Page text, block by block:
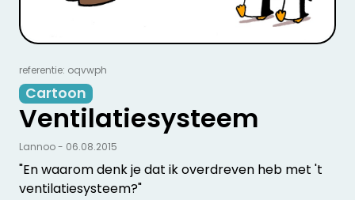
referentie: oqvwph
Cartoon
Ventilatiesysteem
"En waarom denk je dat ik overdreven heb met 't
ventilatiesysteem?"
Lannoo - 06.08.2015